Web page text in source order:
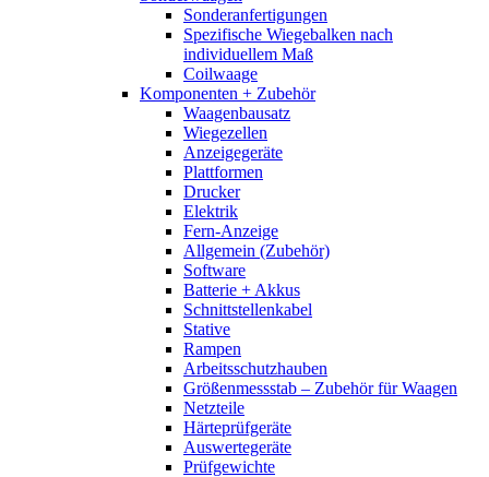
Sonderanfertigungen
Spezifische Wiegebalken nach
individuellem Maß
Coilwaage
Komponenten + Zubehör
Waagenbausatz
Wiegezellen
Anzeigegeräte
Plattformen
Drucker
Elektrik
Fern-Anzeige
Allgemein (Zubehör)
Software
Batterie + Akkus
Schnittstellenkabel
Stative
Rampen
Arbeitsschutzhauben
Größenmessstab – Zubehör für Waagen
Netzteile
Härteprüfgeräte
Auswertegeräte
Prüfgewichte